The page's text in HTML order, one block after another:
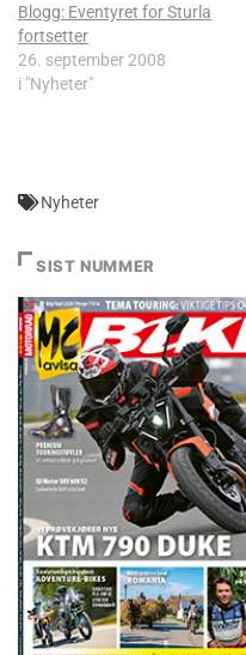
Blogg: Eventyret for Sturla
fortsetter
26. september 2008
i "Nyheter"
Nyheter
SIST NUMMER